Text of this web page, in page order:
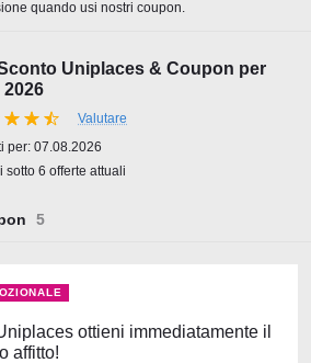
quando usi nostri coupon.
Uniplaces & Coupon per
Valutare
per: 07.08.2026
sotto 6 offerte attuali
ottieni immediatamente il
affitto!